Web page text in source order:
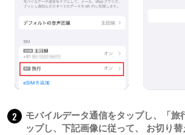
2
モバイルデータ通信をタップし、「旅
ップし、下記画像に従って、 お切り替